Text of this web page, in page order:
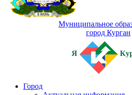
Муниципальное
город Курган
Я
Город